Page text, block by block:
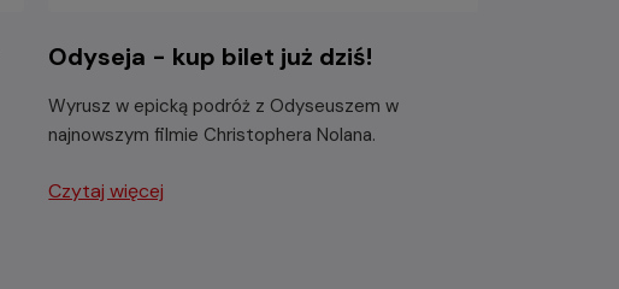
Odyseja - kup bilet już dziś!
Wyrusz w epicką podróż z Odyseuszem w
najnowszym filmie Christophera Nolana.
Czytaj więcej